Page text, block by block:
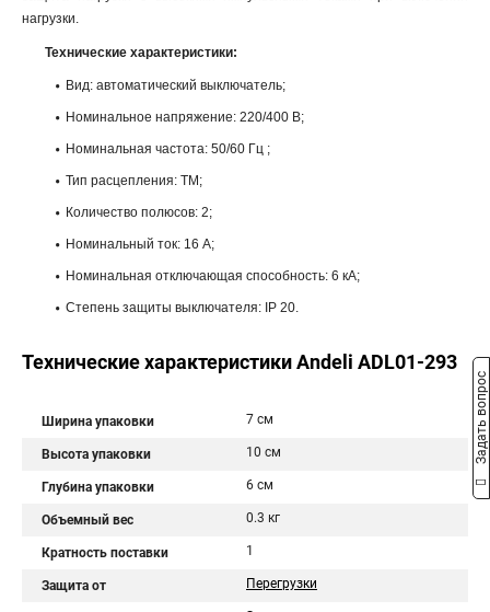
нагрузки.
Технические характеристики:
Вид: автоматический выключатель;
Номинальное напряжение: 220/400 В;
Номинальная частота: 50/60 Гц ;
Тип расцепления: ТМ;
Количество полюсов: 2;
Номинальный ток: 16 A;
Номинальная отключающая способность: 6 кА;
Степень защиты выключателя: IP 20.
Технические характеристики Andeli ADL01-293
Ширина упаковки 7 см
Высота упаковки 10 см
Глубина упаковки 6 см
Объемный вес 0.3 кг
Кратность поставки 1
Защита от Перегрузки
Задать вопрос